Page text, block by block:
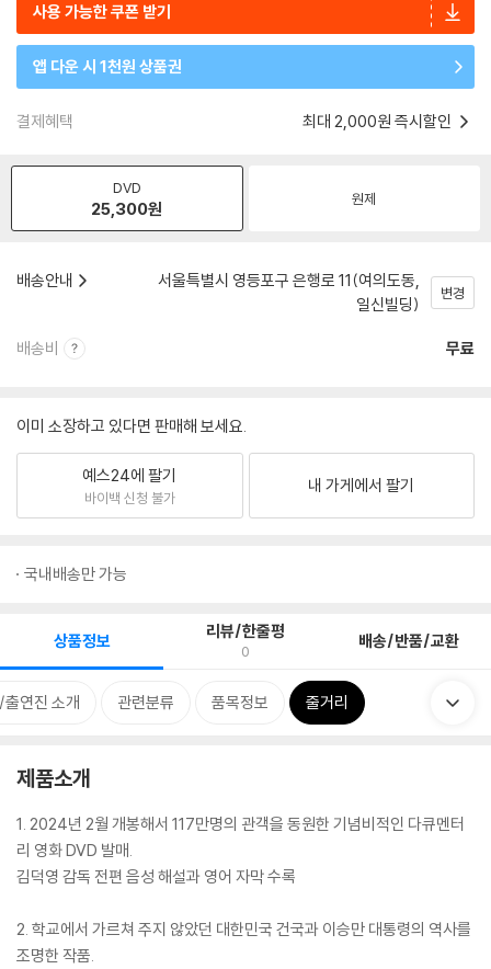
사용 가능한 쿠폰 받기
앱 다운 시 1천원 상품권
결제혜택 최대 2,000원 즉시할인
DVD
25,300원 원제
배송안내
서울특별시 영등포구 은행로 11(여의도동,
일신빌딩)
변경
배송비 무료
이미 소장하고 있다면 판매해 보세요.
예스24에 팔기
바이백 신청 불가
내 가게에서 팔기
국내배송만 가능
상품정보 리뷰/한줄평
0 배송/반품/교환
연진 소개 관련분류 품목정보 줄거리
제품소개
1. 2024년 2월 개봉해서 117만명의 관객을 동원한 기념비적인 다큐멘터
리 영화 DVD 발매.
김덕영 감독 전편 음성 해설과 영어 자막 수록
2. 학교에서 가르쳐 주지 않았던 대한민국 건국과 이승만 대통령의 역사를
조명한 작품.